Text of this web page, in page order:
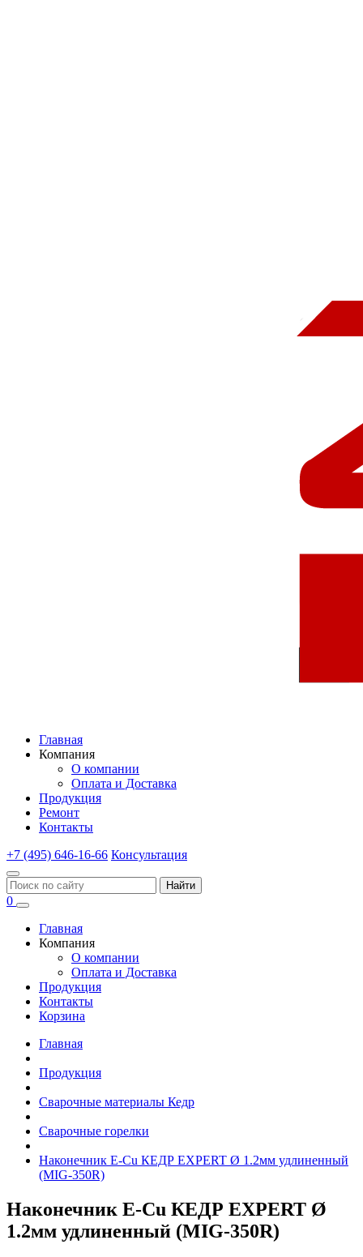
Главная
Компания
О компании
Оплата и Доставка
Продукция
Ремонт
Контакты
+7 (495) 646-16-66 Консультация
Найти
0
Главная
Компания
О компании
Оплата и Доставка
Продукция
Контакты
Корзина
Главная
Продукция
Сварочные материалы Кедр
Сварочные горелки
Наконечник E-Cu КЕДР EXPERT Ø 1.2мм удлиненный
(MIG-350R)
Наконечник E-Cu КЕДР EXPERT Ø
1.2мм удлиненный (MIG-350R)